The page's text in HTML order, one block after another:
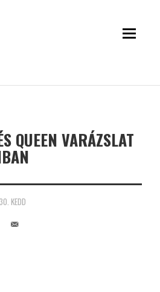
QUEEN VARÁZSLAT
KEDD